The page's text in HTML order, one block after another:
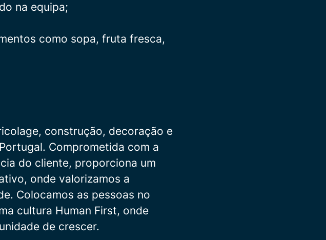
na equipa;
como sopa, fruta fresca,
construção, decoração e
Comprometida com a
do cliente, proporciona um
onde valorizamos a
Colocamos as pessoas no
cultura Human First, onde
de crescer.